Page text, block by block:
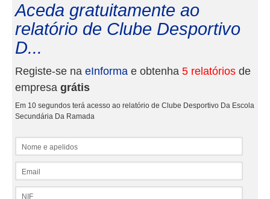
Aceda gratuitamente ao
relatório de Clube Desportivo
D...
Registe-se na eInforma e obtenha 5 relatórios de
empresa grátis
Em 10 segundos terá acesso ao relatório de Clube Desportivo Da Escola
Secundária Da Ramada